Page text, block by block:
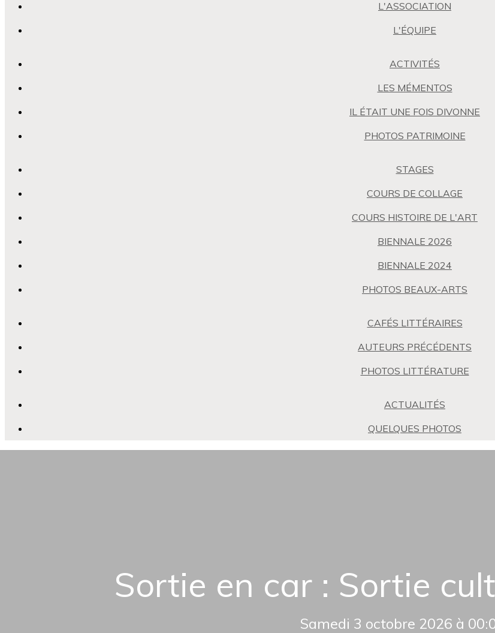
L'ASSOCIATION
L'ÉQUIPE
ACTIVITÉS
LES MÉMENTOS
IL ÉTAIT UNE FOIS DIVONNE
PHOTOS PATRIMOINE
STAGES
COURS DE COLLAGE
COURS HISTOIRE DE L'ART
BIENNALE 2026
BIENNALE 2024
PHOTOS BEAUX-ARTS
CAFÉS LITTÉRAIRES
AUTEURS PRÉCÉDENTS
PHOTOS LITTÉRATURE
ACTUALITÉS
QUELQUES PHOTOS
Sortie en car : Sortie
Samedi 3 octobre 2026 à